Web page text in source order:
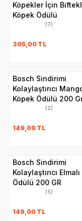
Köpekler İçin
Köpek Ödülü
(7)
305,00 TL
Bosch Sindirimi
Kolaylaştırıcı
Köpek Ödülü 200
(2)
149,00 TL
Bosch Sindirimi
Kolaylaştırıcı
Ödülü 200 GR
(5)
149,00 TL